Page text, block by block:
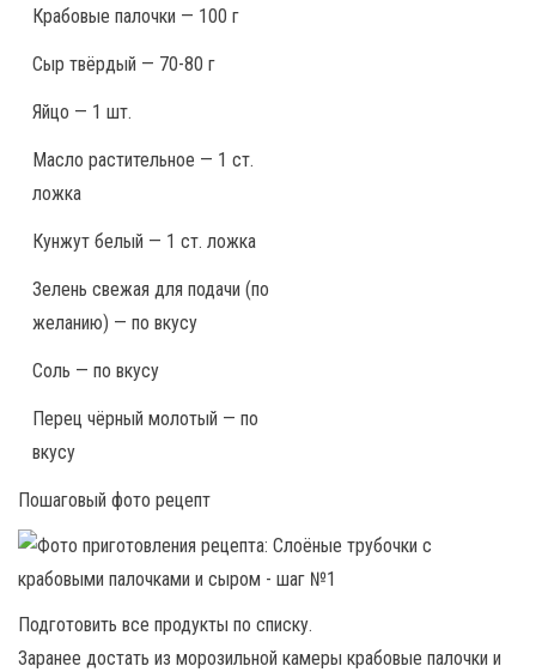
Крабовые палочки — 100 г
Сыр твёрдый — 70-80 г
Яйцо — 1 шт.
Масло растительное — 1 ст.
ложка
Кунжут белый — 1 ст. ложка
Зелень свежая для подачи (по
желанию) — по вкусу
Соль — по вкусу
Перец чёрный молотый — по
вкусу
Пошаговый фото рецепт
Подготовить все продукты по списку.
Заранее достать из морозильной камеры крабовые палочки и